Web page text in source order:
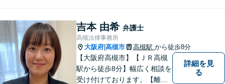
【成年後見】など将来の不安
の予防まで。
吉本 由希 弁護士
高槻法律事務所
大阪府 高槻市 高槻駅 から徒歩8分
【大阪府高槻市】【ＪＲ高槻
駅から徒歩8分】幅広く相談を
受け付けております。【離
詳細を見
る